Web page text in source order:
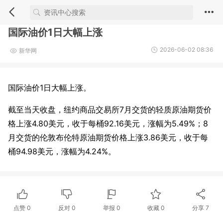
国际油价1日大幅上涨
新华网 2026-06-02 08:36
国际油价1日大幅上涨。
截至当天收盘，纽约商品交易所7月交货的轻质原油期货价
格上涨4.80美元，收于每桶92.16美元，涨幅为5.49%；8
月交货的伦敦布伦特原油期货价格上涨3.86美元，收于每
桶94.98美元，涨幅为4.24%。
点赞0 反对 0 举报 0 收藏 0 分享7